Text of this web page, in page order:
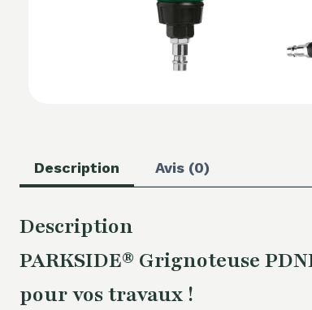
Description Avis (0)
Description
PARKSIDE® Grignoteuse
pour vos travaux !